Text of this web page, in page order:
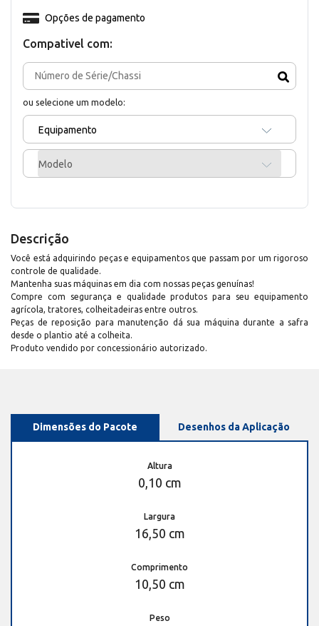
Compativel com:
ou selecione um modelo:
Equipamento
Modelo
Opções de pagamento
Descrição
Você está adquirindo peças e equipamentos que passam por um rigoroso
controle de qualidade.
Mantenha suas máquinas em dia com nossas peças genuínas!
Compre com segurança e qualidade produtos para seu equipamento
agrícola, tratores, colheitadeiras entre outros.
Peças de reposição para manutenção dá sua máquina durante a safra
desde o plantio até a colheita.
Produto vendido por concessionário autorizado.
Dimensões do Pacote Desenhos da Aplicação
Altura
0,10 cm
Largura
16,50 cm
Comprimento
10,50 cm
Peso